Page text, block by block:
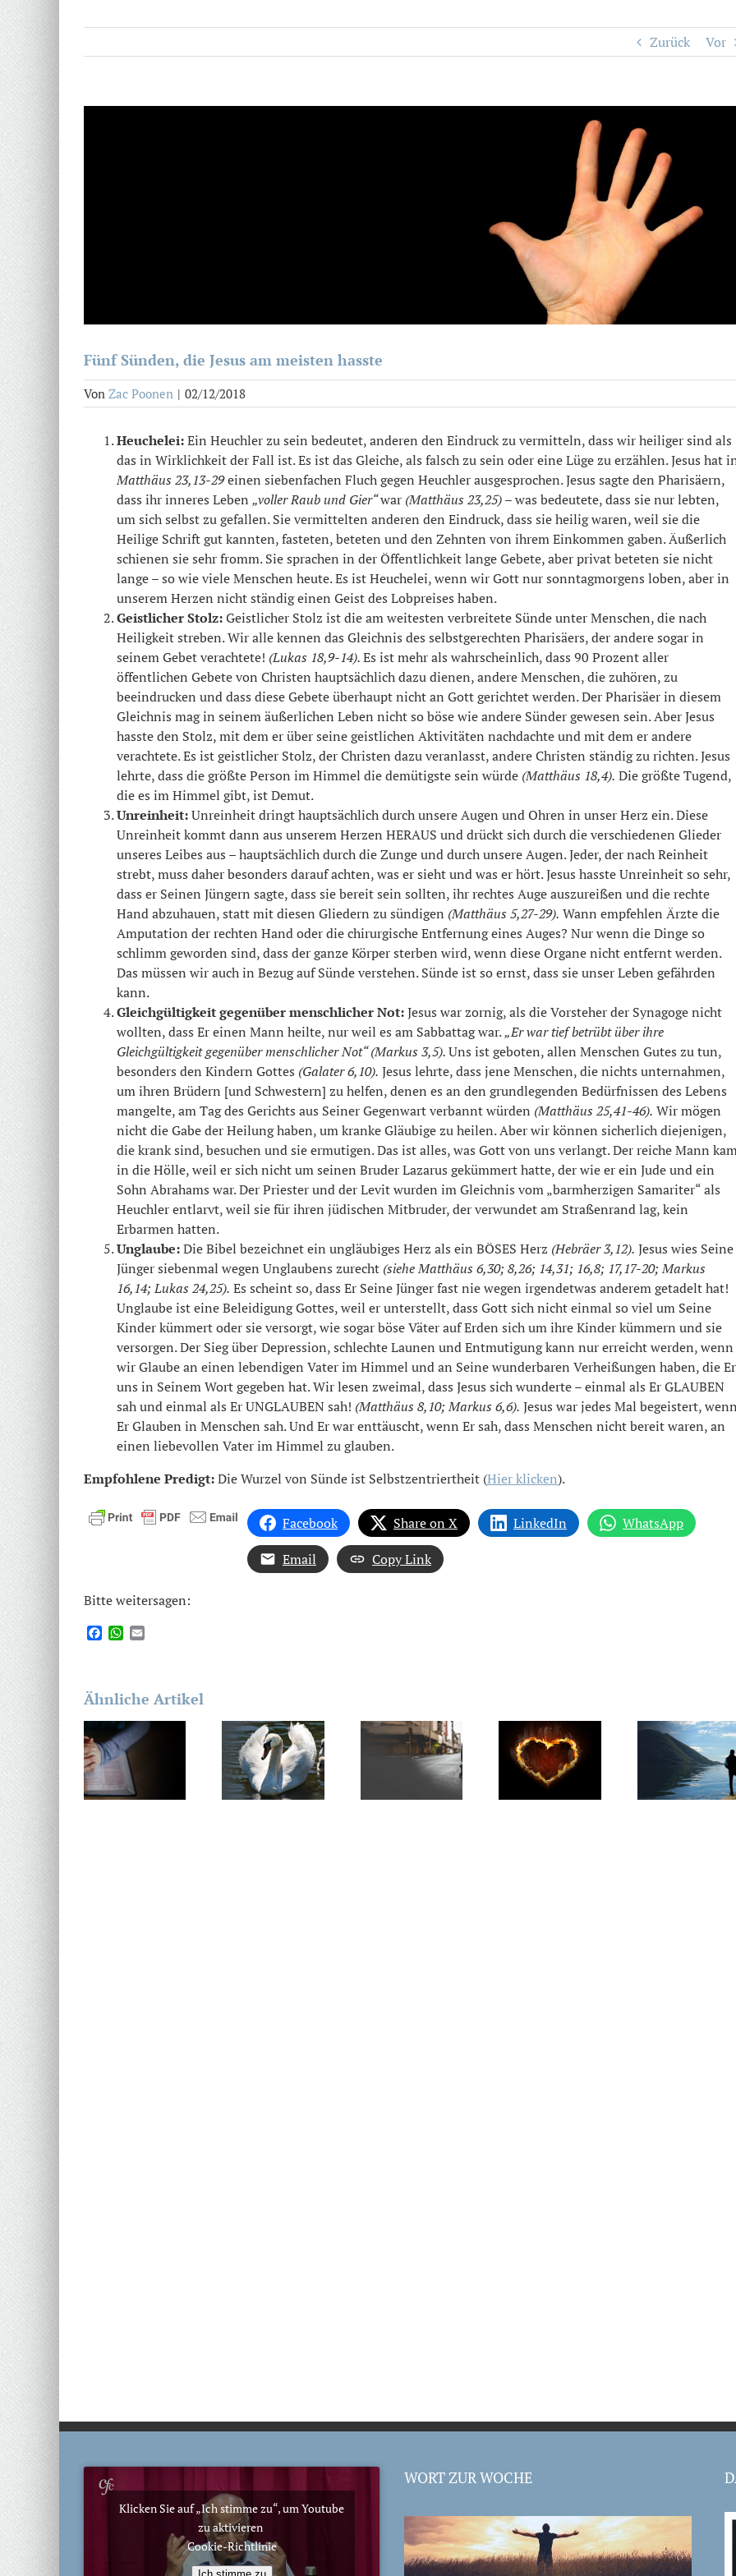
Zurück Vor
Fünf Sünden, die Jesus am meisten hasste
Von Zac Poonen | 02/12/2018
Heuchelei:Ein Heuchler zu sein bedeutet, anderen den Eindruck zu vermitteln, dass wir heiliger sind als
das in Wirklichkeit der Fall ist. Es ist das Gleiche, als falsch zu sein oder eine Lüge zu erzählen. Jesus hat
Matthäus 23,13-29einen siebenfachen Fluch gegen Heuchler ausgesprochen. Jesus sagte den Pharisäern,
dass ihr inneres Leben „voller Raub und Gier“war (Matthäus 23,25)– was bedeutete, dass sie nur lebten,
um sich selbst zu gefallen. Sie vermittelten anderen den Eindruck, dass sie heilig waren, weil sie die
Heilige Schrift gut kannten, fasteten, beteten und den Zehnten von ihrem Einkommen gaben. Äußerlich
schienen sie sehr fromm. Sie sprachen in der Öffentlichkeit lange Gebete, aber privat beteten sie nicht
lange – so wie viele Menschen heute. Es ist Heuchelei, wenn wir Gott nur sonntagmorgens loben, aber in
unserem Herzen nicht ständig einen Geist des Lobpreises haben.
Geistlicher Stolz:Geistlicher Stolz ist die am weitesten verbreitete Sünde unter Menschen, die nach
Heiligkeit streben. Wir alle kennen das Gleichnis des selbstgerechten Pharisäers, der andere sogar in
seinem Gebet verachtete! (Lukas 18,9-14).Es ist mehr als wahrscheinlich, dass 90 Prozent aller
öffentlichen Gebete von Christen hauptsächlich dazu dienen, andere Menschen, die zuhören, zu
beeindrucken und dass diese Gebete überhaupt nicht an Gott gerichtet werden. Der Pharisäer in diesem
Gleichnis mag in seinem äußerlichen Leben nicht so böse wie andere Sünder gewesen sein. Aber Jesus
hasste den Stolz, mit dem er über seine geistlichen Aktivitäten nachdachte und mit dem er andere
verachtete. Es ist geistlicher Stolz, der Christen dazu veranlasst, andere Christen ständig zu richten. Jesus
lehrte, dass die größte Person im Himmel die demütigste sein würde (Matthäus 18,4). Die größte Tugend,
die es im Himmel gibt, ist Demut.
Unreinheit:Unreinheit dringt hauptsächlich durch unsere Augen und Ohren in unser Herz ein. Diese
Unreinheit kommt dann aus unserem Herzen HERAUS und drückt sich durch die verschiedenen Glieder
unseres Leibes aus – hauptsächlich durch die Zunge und durch unsere Augen. Jeder, der nach Reinheit
strebt, muss daher besonders darauf achten, was er sieht und was er hört. Jesus hasste Unreinheit so sehr,
dass er Seinen Jüngern sagte, dass sie bereit sein sollten, ihr rechtes Auge auszureißen und die rechte
Hand abzuhauen, statt mit diesen Gliedern zu sündigen (Matthäus 5,27-29). Wann empfehlen Ärzte die
Amputation der rechten Hand oder die chirurgische Entfernung eines Auges? Nur wenn die Dinge so
schlimm geworden sind, dass der ganze Körper sterben wird, wenn diese Organe nicht entfernt werden.
Das müssen wir auch in Bezug auf Sünde verstehen. Sünde ist so ernst, dass sie unser Leben gefährden
kann.
Gleichgültigkeit gegenüber menschlicher Not:Jesus war zornig, als die Vorsteher der Synagoge nicht
wollten, dass Er einen Mann heilte, nur weil es am Sabbattag war.„Er war tief betrübt über ihre
Gleichgültigkeit gegenüber menschlicher Not“ (Markus 3,5).Uns ist geboten, allen Menschen Gutes zu tun,
besonders den Kindern Gottes (Galater 6,10). Jesus lehrte, dass jene Menschen, die nichts unternahmen,
um ihren Brüdern [und Schwestern] zu helfen, denen es an den grundlegenden Bedürfnissen des Lebens
mangelte, am Tag des Gerichts aus Seiner Gegenwart verbannt würden (Matthäus 25,41-46). Wir mögen
nicht die Gabe der Heilung haben, um kranke Gläubige zu heilen. Aber wir können sicherlich diejenigen,
die krank sind, besuchen und sie ermutigen. Das ist alles, was Gott von uns verlangt. Der reiche Mann
in die Hölle, weil er sich nicht um seinen Bruder Lazarus gekümmert hatte, der wie er ein Jude und ein
Sohn Abrahams war. Der Priester und der Levit wurden im Gleichnis vom „barmherzigen Samariter“ als
Heuchler entlarvt, weil sie für ihren jüdischen Mitbruder, der verwundet am Straßenrand lag, kein
Erbarmen hatten.
Unglaube:Die Bibel bezeichnet ein ungläubiges Herz als ein BÖSES Herz (Hebräer 3,12). Jesus wies Seine
Jünger siebenmal wegen Unglaubens zurecht (siehe Matthäus 6,30; 8,26; 14,31; 16,8; 17,17-20; Markus
16,14; Lukas 24,25). Es scheint so, dass Er Seine Jünger fast nie wegen irgendetwas anderem getadelt hat!
Unglaube ist eine Beleidigung Gottes, weil er unterstellt, dass Gott sich nicht einmal so viel um Seine
Kinder kümmert oder sie versorgt, wie sogar böse Väter auf Erden sich um ihre Kinder kümmern und sie
versorgen. Der Sieg über Depression, schlechte Launen und Entmutigung kann nur erreicht werden, wenn
wir Glaube an einen lebendigen Vater im Himmel und an Seine wunderbaren Verheißungen haben, die Er
uns in Seinem Wort gegeben hat. Wir lesen zweimal, dass Jesus sich wunderte – einmal als Er GLAUBEN
sah und einmal als Er UNGLAUBEN sah! (Matthäus 8,10; Markus 6,6). Jesus war jedes Mal begeistert,
Er Glauben in Menschen sah. Und Er war enttäuscht, wenn Er sah, dass Menschen nicht bereit waren, an
einen liebevollen Vater im Himmel zu glauben.
Empfohlene Predigt:Die Wurzel von Sünde ist Selbstzentriertheit (Hier klicken).
Facebook Share on X LinkedIn
WhatsApp
Email
Copy Link
Bitte weitersagen:
FacebookWhatsApp
Ähnliche Artikel
Grundsätze
Verleihens
Die
Tugend
der
dich
nicht auf
Ehebruch
beginnt
im
Unterschied
zwischen
Tieren,
Menschen
Klicken Sie auf „Ich stimme zu“, um Youtube
zu aktivieren
Cookie-Richtlinie
WORT ZUR WOCHE